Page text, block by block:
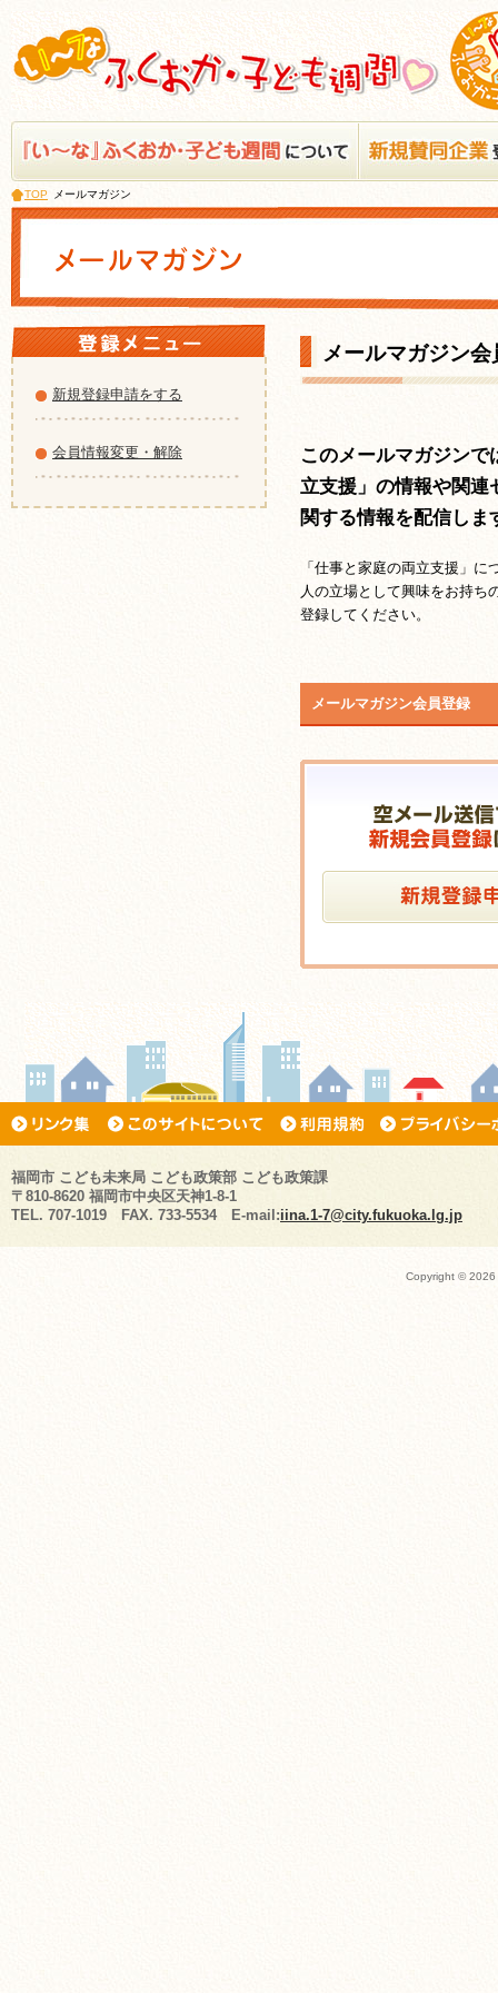
TOP メールマガジン
新規登録申請をする
会員情報変更・解除
メールマガジン
このメールマガジン
立支援」の情報や関連
関する情報を配信しま
「仕事と家庭の両立支援」
人の立場として興味をお持ち
登録してください。
メールマガジン会員登録
福岡市 こども未来局 こども政策部 こども政策課
〒810-8620 福岡市中央区天神1-8-1
TEL. 707-1019 FAX. 733-5534 E-mail:iina.1-7@city.fukuoka.lg.jp
Copyright ©2026